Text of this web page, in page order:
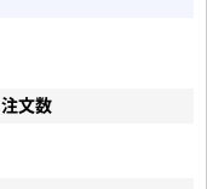
注文数